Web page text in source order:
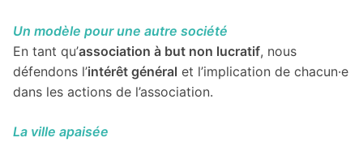
Un modèle pour une autre société
En tant qu’association à but non lucratif, nous
défendons l’intérêt général et l’implication de chacun·e
dans les actions de l’association.
La ville apaisée